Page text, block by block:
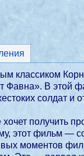
классиком
В этой
солдат и
получить
этот фильм —
моментов